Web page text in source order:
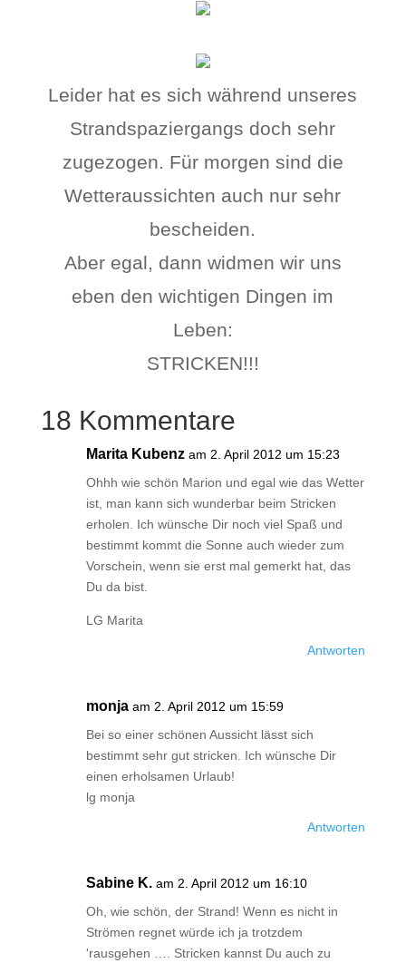
Leider hat es sich während unseres
Strandspaziergangs doch sehr
zugezogen. Für morgen sind die
Wetteraussichten auch nur sehr
bescheiden.
Aber egal, dann widmen wir uns
eben den wichtigen Dingen im
Leben:
STRICKEN!!!
18 Kommentare
Marita Kubenz am 2. April 2012 um 15:23
Ohhh wie schön Marion und egal wie das Wetter
ist, man kann sich wunderbar beim Stricken
erholen. Ich wünsche Dir noch viel Spaß und
bestimmt kommt die Sonne auch wieder zum
Vorschein, wenn sie erst mal gemerkt hat, das
Du da bist.
LG Marita
Antworten
monja am 2. April 2012 um 15:59
Bei so einer schönen Aussicht lässt sich
bestimmt sehr gut stricken. Ich wünsche Dir
einen erholsamen Urlaub!
lg monja
Antworten
Sabine K. am 2. April 2012 um 16:10
Oh, wie schön, der Strand! Wenn es nicht in
Strömen regnet würde ich ja trotzdem
'rausgehen …. Stricken kannst Du auch zu